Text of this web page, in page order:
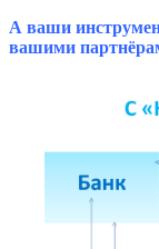
А ваши
вашими